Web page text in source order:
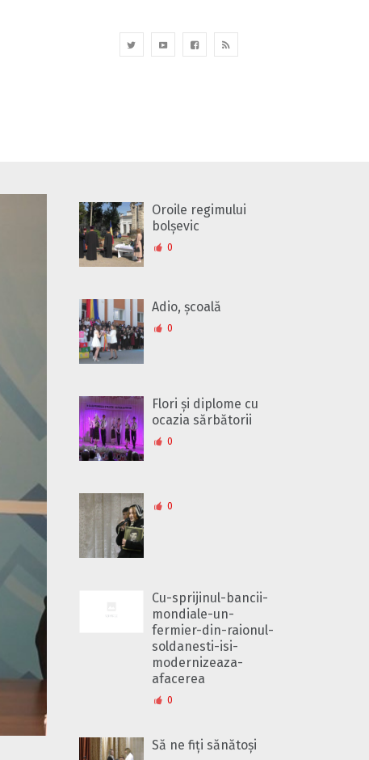
Oroile regimului
bolșevic
0
Adio, școală
0
Flori și diplome cu
ocazia sărbătorii
0
0
Cu-sprijinul-bancii-
mondiale-un-
fermier-din-raionul-
soldanesti-isi-
modernizeaza-
afacerea
0
Să ne fiți sănătoși